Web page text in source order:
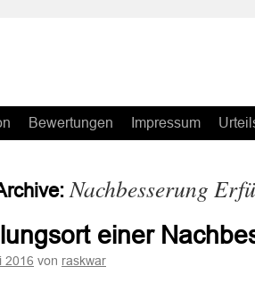
Bewertungen Impressum
Nachbesserung
einer
2016 von raskwar